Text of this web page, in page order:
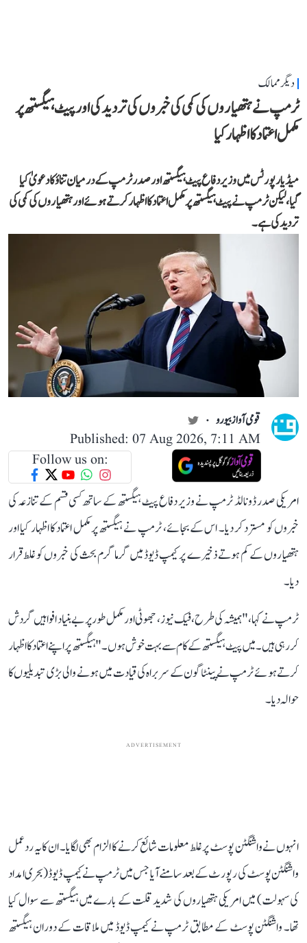
دیگر ممالک
ٹرمپ نے ہتھیاروں کی کمی کی خبروں کی تردید کی اور پیٹ ہیگستھ پر
مکمل اعتماد کا اظہار کیا
میڈیا رپورٹس میں وزیر دفاع پیٹ ہیگستھ اور صدر ٹرمپ کے درمیان تناؤ کا دعویٰ کیا
گیا، لیکن ٹرمپ نے پیٹ ہیگستھ پر مکمل اعتماد کا اظہار کرتے ہوئے اور ہتھیاروں کی کمی کی
تردید کی ہے۔
قومی آواز بیورو
Published: 07 Aug 2026, 7:11 AM
Follow us on:
امریکی صدر ڈونالڈ ٹرمپ نے وزیر دفاع پیٹ ہیگستھ کے ساتھ کسی قسم کے تنازعہ کی
خبروں کو مسترد کر دیا۔ اس کے بجائے، ٹرمپ نے ہیگستھ پر مکمل اعتماد کا اظہار کیا اور
ہتھیاروں کے کم ہوتے ذخیرے پر کیمپ ڈیوڈ میں گرما گرم بحث کی خبروں کو غلط قرار
دیا۔
ٹرمپ نے کہا، "ہمیشہ کی طرح، فیک نیوز ، جھوٹی اور مکمل طور پر بے بنیاد افواہیں گردش
کر رہی ہیں۔ میں پیٹ ہیگستھ کے کام سے بہت خوش ہوں۔" ہیگستھ پر اپنے اعتماد کا اظہار
کرتے ہوئے ٹرمپ نے پینٹاگون کے سربراہ کی قیادت میں ہونے والی بڑی تبدیلیوں کا
حوالہ دیا۔
ADVERTISEMENT
انہوں نے واشنگٹن پوسٹ پر غلط معلومات شائع کرنے کا الزام بھی لگایا۔ ان کا یہ ردعمل
واشنگٹن پوسٹ کی رپورٹ کے بعد سامنے آیا جس میں ٹرمپ نے کیمپ ڈیوڈ (بحری امداد
کی سہولت) میں امریکی ہتھیاروں کی شدید قلت کے بارے میں ہیگستھ سے سوال کیا
تھا۔ واشنگٹن پوسٹ کے مطابق ٹرمپ نے کیمپ ڈیوڈ میں ملاقات کے دوران ہیگستھ